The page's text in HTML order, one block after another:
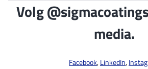
Volg
media.
Facebook,LinkedIn,